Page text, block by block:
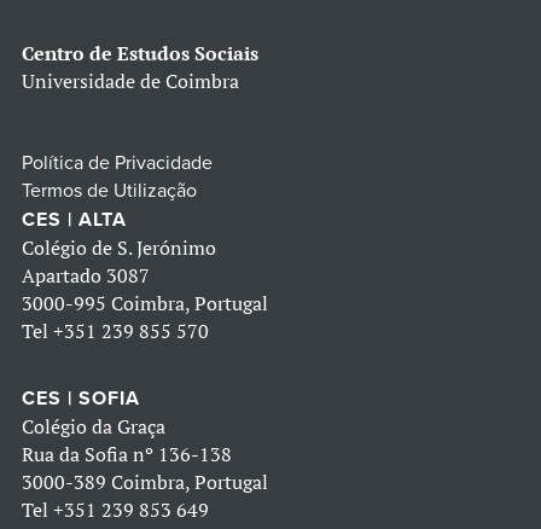
Centro de Estudos Sociais
Universidade de Coimbra
Política de Privacidade
Termos de Utilização
CES | ALTA
Colégio de S. Jerónimo
Apartado 3087
3000-995 Coimbra, Portugal
Tel +351 239 855 570
CES | SOFIA
Colégio da Graça
Rua da Sofia nº 136-138
3000-389 Coimbra, Portugal
Tel +351 239 853 649